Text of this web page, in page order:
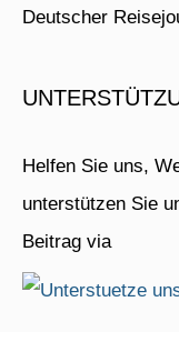
Deutscher
Helfen Sie uns,
unterstützen Sie
Beitrag via